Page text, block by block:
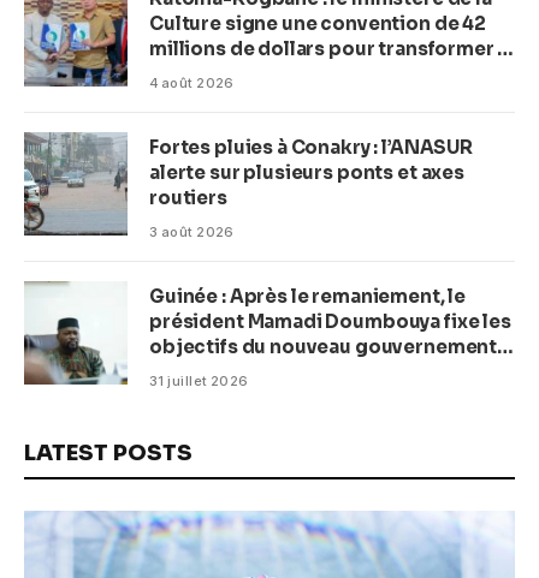
Culture signe une convention de 42
millions de dollars pour transformer la
plage en complexe balnéaire
4 août 2026
Fortes pluies à Conakry : l’ANASUR
alerte sur plusieurs ponts et axes
routiers
3 août 2026
Guinée : Après le remaniement, le
président Mamadi Doumbouya fixe les
objectifs du nouveau gouvernement
(CM)
31 juillet 2026
LATEST POSTS